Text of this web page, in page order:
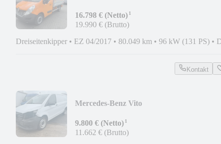
SCHACHTKULI
16.798 € (Netto)¹
19.990 € (Brutto)
Dreiseitenkipper • EZ 04/2017 • 80.049 km • 96 kW (131 PS) •
Kontakt
Mercedes-Benz Vito
9.800 € (Netto)¹
11.662 € (Brutto)